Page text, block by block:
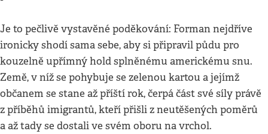
Je to pečlivě vystavěné poděkování: Forman nejdříve
ironicky shodí sama sebe, aby si připravil půdu pro
kouzelně upřímný hold splněnému americkému snu.
Země, v níž se pohybuje se zelenou kartou a jejímž
občanem se stane až příští rok, čerpá část své síly právě
z příběhů imigrantů, kteří přišli z neutěšených poměrů
a až tady se dostali ve svém oboru na vrchol.